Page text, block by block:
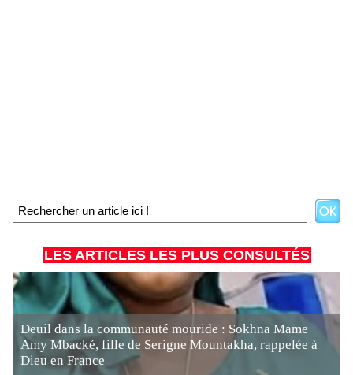
LES ARTICLES LES PLUS CONSULTÉS
Deuil dans la communauté mouride : Sokhna Mame
Amy Mbacké, fille de Serigne Mountakha, rappelée à
Dieu en France